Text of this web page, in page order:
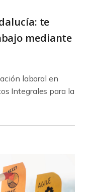
te
mediante
laboral en
Integrales para la